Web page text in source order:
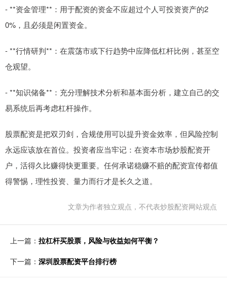
- **资金管理**：用于配资的资金不应超过个人可投资资产的2
0%，且必须是闲置资金。
- **行情研判**：在震荡市或下行趋势中应降低杠杆比例，甚至空
仓观望。
- **知识储备**：充分理解技术分析和基本面分析，建立自己的交
易系统后再考虑杠杆操作。
股票配资是把双刃剑，合规使用可以提升资金效率，但风险控制
永远应该放在首位。投资者应当牢记：在资本市场炒股配资开
户，活得久比赚得快更重要。任何承诺稳赚不赔的配资宣传都值
得警惕，理性投资、量力而行才是长久之道。
文章为作者独立观点，不代表炒股配资网站观点
上一篇： 拉杠杆买股票，风险与收益如何平衡？
下一篇： 深圳股票配资平台排行榜